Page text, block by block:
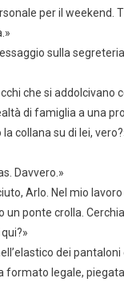
per il weekend.
sulla
che si addolcivano
di famiglia a una
collana su di lei,
Davvero.»
Arlo. Nel mio
un ponte crolla.
dei
formato legale,